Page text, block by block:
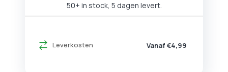
50+ in stock, 5 dagen levert.
Leverkosten Vanaf €4,99